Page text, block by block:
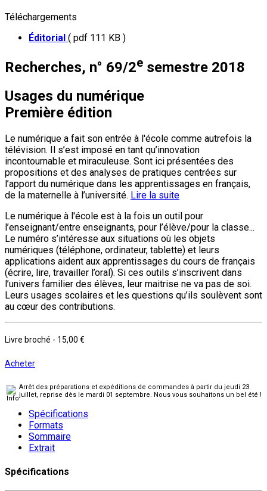
Téléchargements
Éditorial ( pdf 111 KB )
Recherches, n° 69/2e semestre 2018
Usages du numérique
Première édition
Le numérique a fait son entrée à l'école comme autrefois la
télévision. Il s’est imposé en tant qu’innovation
incontournable et miraculeuse. Sont ici présentées des
propositions et des analyses de pratiques centrées sur
l’apport du numérique dans les apprentissages en français,
de la maternelle à l’université. Lire la suite
Le numérique à l'école est à la fois un outil pour
l’enseignant/entre enseignants, pour l’élève/pour la classe...
Le numéro s’intéresse aux situations où les objets
numériques (téléphone, ordinateur, tablette) et leurs
applications aident aux apprentissages du cours de français
(écrire, lire, travailler l’oral). Si ces outils s’inscrivent dans
l’univers familier des élèves, leur maitrise ne va pas de soi.
Leurs usages scolaires et les questions qu’ils soulèvent sont
au cœur des contributions.
Livre broché - 15,00 €
Acheter
Arrêt des préparations et expéditions de commandes à partir du jeudi 23
juillet, reprise dès le mardi 01 septembre. Nous vous souhaitons un bel été !
Spécifications
Formats
Sommaire
Extrait
Spécifications